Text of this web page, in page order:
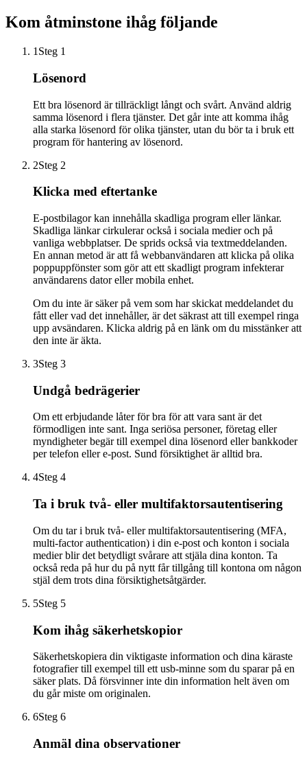
Kom åtminstone ihåg följande
1 Steg 1
Lösenord
Ett bra lösenord är tillräckligt långt och svårt. Använd aldrig
samma lösenord i flera tjänster. Det går inte att komma ihåg
alla starka lösenord för olika tjänster, utan du bör ta i bruk ett
program för hantering av lösenord.
2Steg 2
Klicka med eftertanke
E-postbilagor kan innehålla skadliga program eller länkar.
Skadliga länkar cirkulerar också i sociala medier och på
vanliga webbplatser. De sprids också via textmeddelanden.
En annan metod är att få webbanvändaren att klicka på olika
poppuppfönster som gör att ett skadligt program infekterar
användarens dator eller mobila enhet.
Om du inte är säker på vem som har skickat meddelandet du
fått eller vad det innehåller, är det säkrast att till exempel ringa
upp avsändaren. Klicka aldrig på en länk om du misstänker att
den inte är äkta.
3Steg 3
Undgå bedrägerier
Om ett erbjudande låter för bra för att vara sant är det
förmodligen inte sant. Inga seriösa personer, företag eller
myndigheter begär till exempel dina lösenord eller bankkoder
per telefon eller e-post. Sund försiktighet är alltid bra.
4Steg 4
Ta i bruk två- eller multifaktorsautentisering
Om du tar i bruk två- eller multifaktorsautentisering (MFA,
multi-factor authentication) i din e-post och konton i sociala
medier blir det betydligt svårare att stjäla dina konton. Ta
också reda på hur du på nytt får tillgång till kontona om någon
stjäl dem trots dina försiktighetsåtgärder.
5Steg 5
Kom ihåg säkerhetskopior
Säkerhetskopiera din viktigaste information och dina käraste
fotografier till exempel till ett usb-minne som du sparar på en
säker plats. Då försvinner inte din information helt även om
du går miste om originalen.
6Steg 6
Anmäl dina observationer